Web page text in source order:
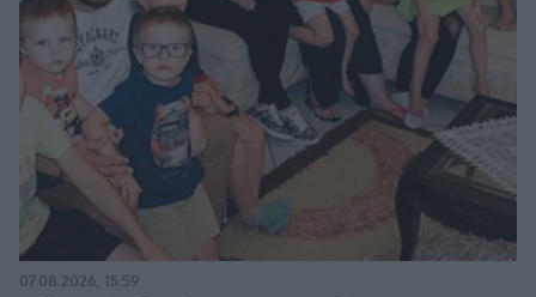
07.08.2026, 15:59